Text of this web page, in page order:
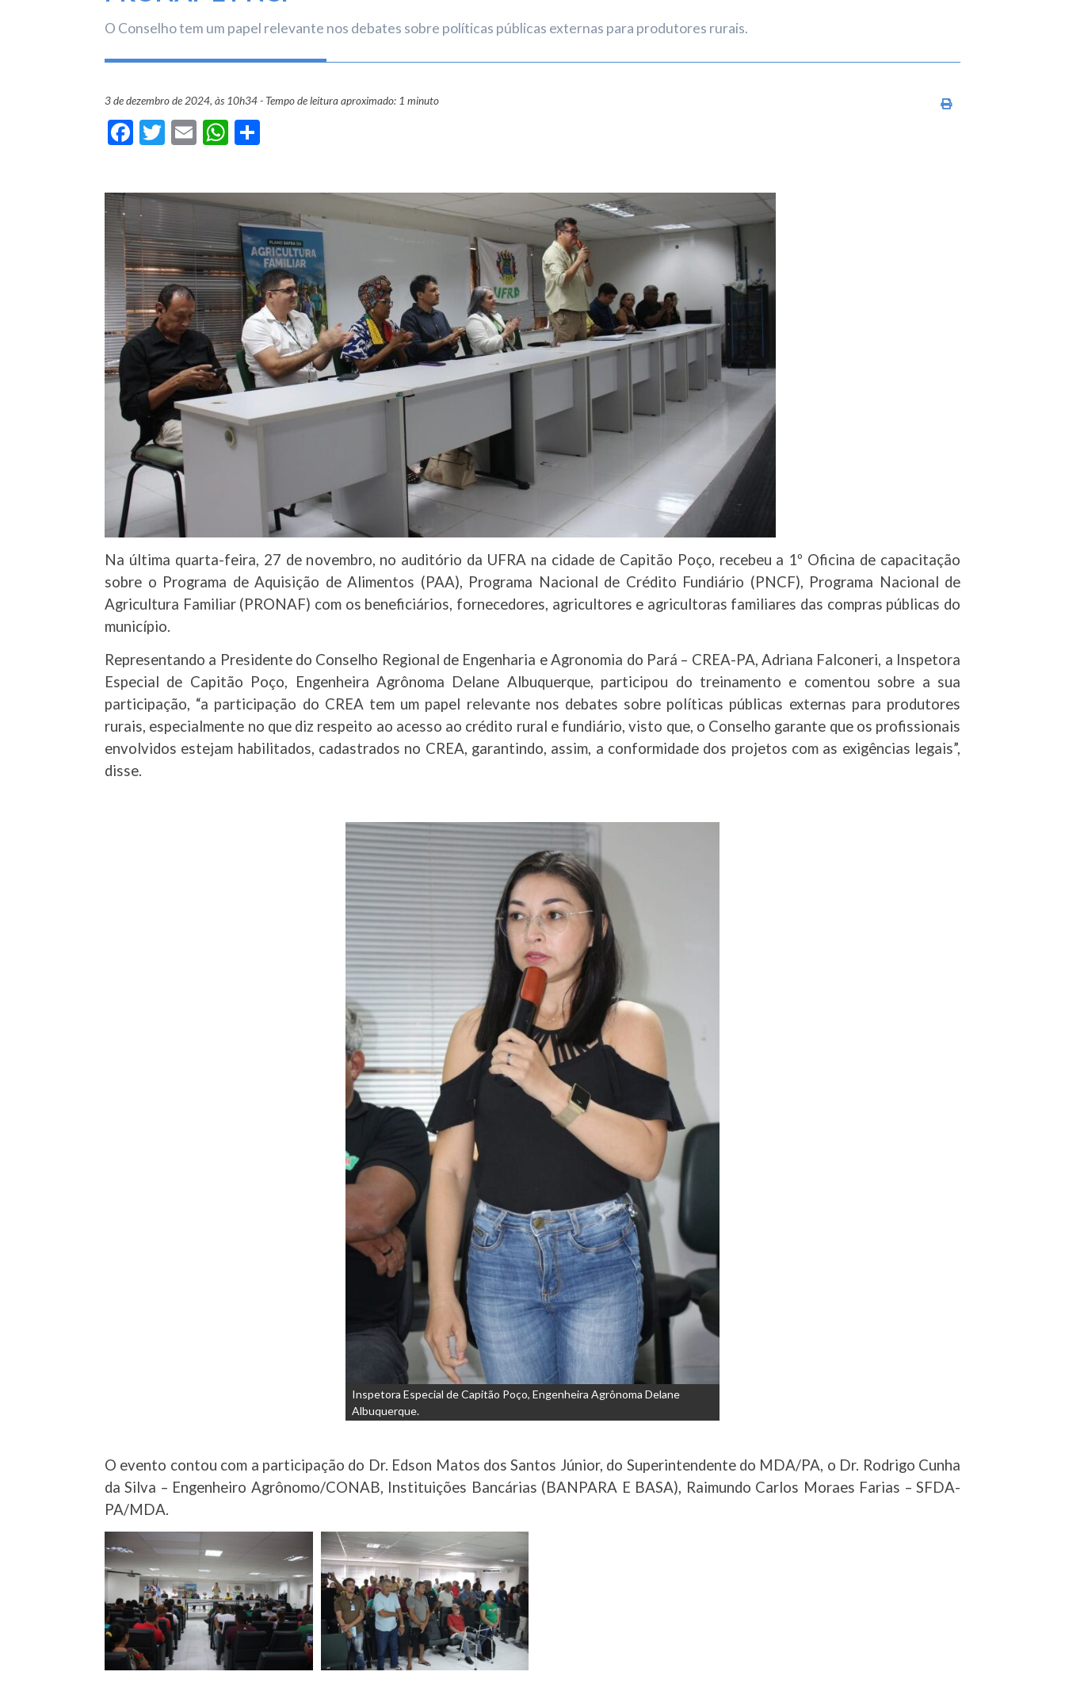
O Conselho tem um papel relevante nos debates sobre políticas públicas externas para produtores rurais.
Imprimir conteúdo
3 de dezembro de 2024, às 10h34 - Tempo de leitura aproximado: 1 minuto
Facebook
Twitter
EmailWhatsApp
Na última quarta-feira, 27 de novembro, no auditório da UFRA na cidade de Capitão Poço, recebeu a 1º Oficina de capacitação
sobre o Programa de Aquisição de Alimentos (PAA), Programa Nacional de Crédito Fundiário (PNCF), Programa Nacional de
Agricultura Familiar (PRONAF) com os beneficiários, fornecedores, agricultores e agricultoras familiares das compras públicas do
município.
Representando a Presidente do Conselho Regional de Engenharia e Agronomia do Pará – CREA-PA, Adriana Falconeri, a Inspetora
Especial de Capitão Poço, Engenheira Agrônoma Delane Albuquerque, participou do treinamento e comentou sobre a sua
participação, “a participação do CREA tem um papel relevante nos debates sobre políticas públicas externas para produtores
rurais, especialmente no que diz respeito ao acesso ao crédito rural e fundiário, visto que, o Conselho garante que os profissionais
envolvidos estejam habilitados, cadastrados no CREA, garantindo, assim, a conformidade dos projetos com as exigências legais”,
disse.
Inspetora Especial de Capitão Poço, Engenheira Agrônoma Delane
Albuquerque.
O evento contou com a participação do Dr. Edson Matos dos Santos Júnior, do Superintendente do MDA/PA, o Dr. Rodrigo Cunha
da Silva – Engenheiro Agrônomo/CONAB, Instituições Bancárias (BANPARA E BASA), Raimundo Carlos Moraes Farias – SFDA-
PA/MDA.